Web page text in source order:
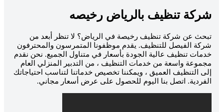
شركة تنظيف بالرياض رخيصه
تبحث عن شركة تنظيف رخيصة في الرياض؟ لا تنظر أبعد من
شركة الفيصل للتنظيف. يقدم موظفونا المتمرسون والمحترفون
خدمات تنظيف عالية الجودة بأسعار في متناول الجميع. نحن نقدم
مجموعة واسعة من خدمات التنظيف ، من التدبير المنزلي العام
إلى التنظيف العميق ، ويمكننا تخصيص خدماتنا لتناسب احتياجاتك
الفردية. اتصل بنا اليوم للحصول على عرض أسعار مجاني.